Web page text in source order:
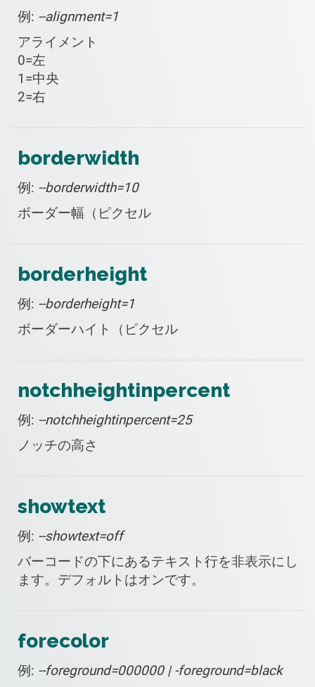
例: --alignment=1
アライメント
0=左
1=中央
2=右
borderwidth
例: --borderwidth=10
ボーダー幅（ピクセル
borderheight
例: --borderheight=1
ボーダーハイト（ピクセル
notchheightinpercent
例: --notchheightinpercent=25
ノッチの高さ
showtext
例: --showtext=off
バーコードの下にあるテキスト行を非表示にし
ます。デフォルトはオンです。
forecolor
例: --foreground=000000 | -foreground=black